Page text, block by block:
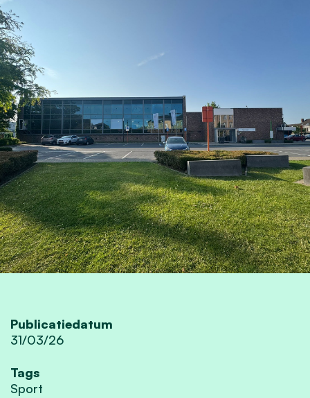
Publicatiedatum
31/03/26
Tags
Sport